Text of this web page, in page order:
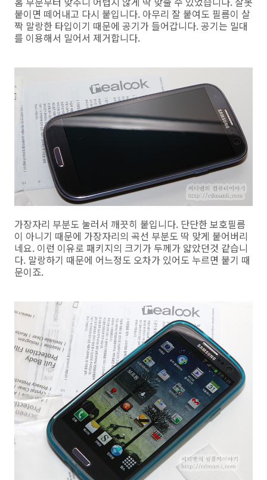
붙이면 떼어내고 다시 붙입니다. 아무리 잘 붙여도 필름이 살
짝 말랑한 타입이기 때문에 공기가 들어갑니다. 공기는 밀대
를 이용해서 밀어서 제거합니다.
가장자리 부분도 눌러서 깨끗히 붙입니다. 단단한 보호필름
이 아니기 때문에 가장자리의 곡선 부분도 딱 맞게 붙어버리
네요. 이런 이유로 패키지의 크기가 두께가 얇았던것 같습니
다. 말랑하기 때문에 어느정도 오차가 있어도 누르면 붙기 때
문이죠.